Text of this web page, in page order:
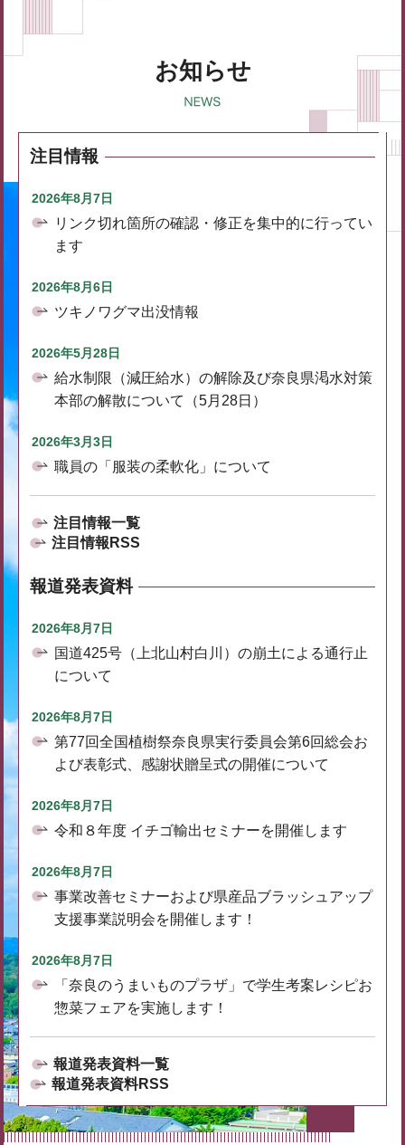
お知らせ
注目情報
2026年8月7日
リンク切れ箇所の確認・修正を集中的に行ってい
ます
2026年8月6日
ツキノワグマ出没情報
2026年5月28日
給水制限（減圧給水）の解除及び奈良県渇水対策
本部の解散について（5月28日）
2026年3月3日
職員の「服装の柔軟化」について
注目情報一覧
注目情報RSS
報道発表資料
2026年8月7日
国道425号（上北山村白川）の崩土による通行止
について
2026年8月7日
第77回全国植樹祭奈良県実行委員会第6回総会お
よび表彰式、感謝状贈呈式の開催について
2026年8月7日
令和８年度 イチゴ輸出セミナーを開催します
2026年8月7日
事業改善セミナーおよび県産品ブラッシュアップ
支援事業説明会を開催します！
2026年8月7日
「奈良のうまいものプラザ」で学生考案レシピお
惣菜フェアを実施します！
報道発表資料一覧
報道発表資料RSS